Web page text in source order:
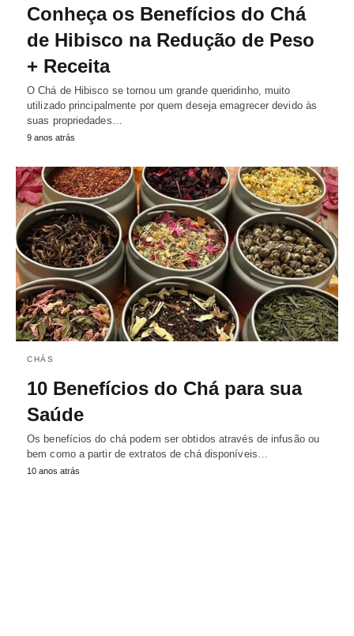
Conheça os Benefícios do Chá
de Hibisco na Redução de Peso
+ Receita
O Chá de Hibisco se tornou um grande queridinho, muito
utilizado principalmente por quem deseja emagrecer devido às
suas propriedades…
9 anos atrás
CHÁS
10 Benefícios do Chá para sua
Saúde
Os benefícios do chá podem ser obtidos através de infusão ou
bem como a partir de extratos de chá disponíveis…
10 anos atrás